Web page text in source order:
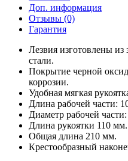
Доп. информация
Отзывы (0)
Гарантия
Лезвия изготовлены из
стали.
Покрытие черной
коррозии.
Удобная мягкая
Длина рабочей части:
Диаметр рабочей
Длина рукоятки 110 мм.
Общая длина 210 мм.
Крестообразный